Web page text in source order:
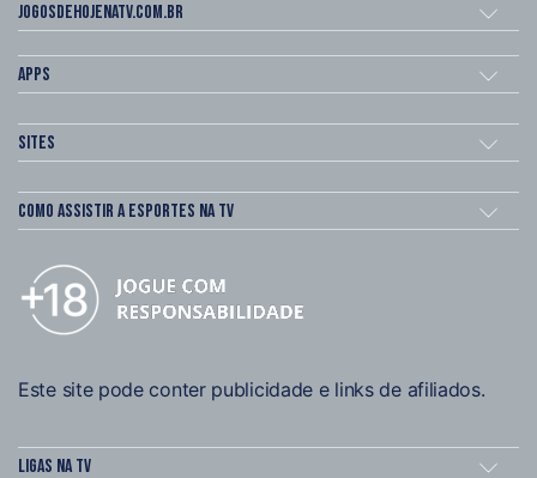
Jogosdehojenatv.com.br
Apps
Sites
Como assistir a esportes na TV
Este site pode conter publicidade e links de afiliados.
Ligas na TV